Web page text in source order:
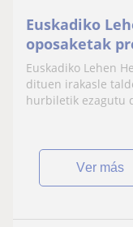
Euskadiko
oposaketak
Bizkaian
Euskadiko Lehen
dituen irakasle
hurbiletik ezagutu
ver más